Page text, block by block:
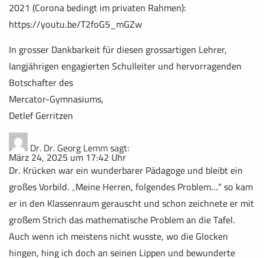
2021 (Corona bedingt im privaten Rahmen):
https://youtu.be/T2foG5_mGZw
In grosser Dankbarkeit für diesen grossartigen Lehrer,
langjährigen engagierten Schulleiter und hervorragenden
Botschafter des
Mercator-Gymnasiums,
Detlef Gerritzen
Dr. Dr. Georg Lemmsagt:
März 24, 2025 um 17:42 Uhr
Dr. Krücken war ein wunderbarer Pädagoge und bleibt ein
großes Vorbild. „Meine Herren, folgendes Problem…“ so kam
er in den Klassenraum gerauscht und schon zeichnete er mit
großem Strich das mathematische Problem an die Tafel.
Auch wenn ich meistens nicht wusste, wo die Glocken
hingen, hing ich doch an seinen Lippen und bewunderte